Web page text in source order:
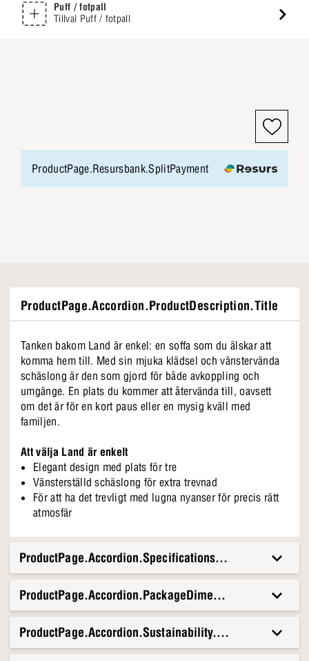
Puff / fotpall
Tillval Puff / fotpall
ProductPage.Resursbank.SplitPayment
ProductPage.Accordion.ProductDescription.Title
Tanken bakom Land är enkel: en soffa som du älskar att
komma hem till. Med sin mjuka klädsel och vänstervända
schäslong är den som gjord för både avkoppling och
umgänge. En plats du kommer att återvända till, oavsett
om det är för en kort paus eller en mysig kväll med
familjen.
Att välja Land är enkelt
Elegant design med plats för tre
Vänsterställd schäslong för extra trevnad
För att ha det trevligt med lugna nyanser för precis rätt
atmosfär
ProductPage.Accordion.Specifications.Title
ProductPage.Accordion.Sustainability.Title